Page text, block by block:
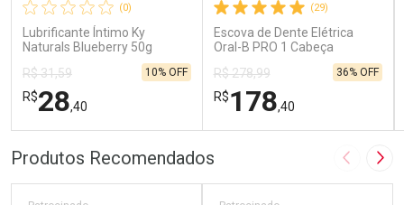
(0)
Lubrificante Íntimo Ky
Naturals Blueberry 50g
R$ 31,59
R$28,40
10% OFF
FECHAR
FECHAR
Por Menos
(29)
Escova de Dente Elétrica
Oral-B PRO 1 Cabeça
Redonda Recarregável 1
Unidade
R$ 278,99
R$178,40
36% OFF
Por Menos
Produtos Recomendados Imagem